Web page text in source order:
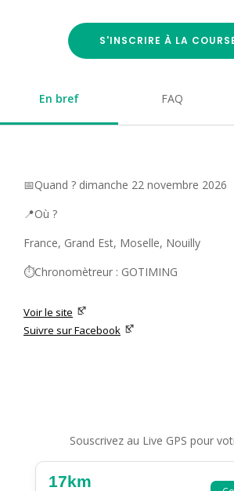
S'INSCRIRE À LA
En bref FAQ
📅Quand ? dimanche 22 novembre 2026
📍Où ?
France, Grand Est, Moselle, Nouilly
⏱️Chronomètreur : GOTIMING
Voir le site
Suivre sur Facebook
Souscrivez au Live GPS pour
17km